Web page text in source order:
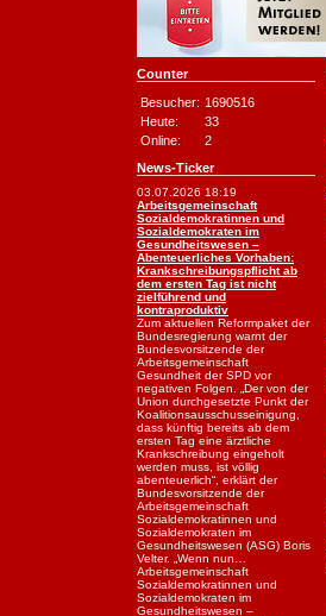
Counter
Besucher: 1690516
Heute:
33
Online:
2
News-Ticker
03.07.2026 18:19
Arbeitsgemeinschaft
Sozialdemokratinnen und
Sozialdemokraten im
Gesundheitswesen –
Abenteuerliches Vorhaben:
Krankschreibungspflicht ab
dem ersten Tag ist nicht
zielführend und
kontraproduktiv
Zum aktuellen Reformpaket der
Bundesregierung warnt der
Bundesvorsitzende der
Arbeitsgemeinschaft
Gesundheit der SPD vor
negativen Folgen. „Der von der
Union durchgesetzte Punkt der
Koalitionsausschusseinigung,
dass künftig bereits ab dem
ersten Tag eine ärztliche
Krankschreibung eingeholt
werden muss, ist völlig
abenteuerlich“, erklärt der
Bundesvorsitzende der
Arbeitsgemeinschaft
Sozialdemokratinnen und
Sozialdemokraten im
Gesundheitswesen (ASG) Boris
Velter. „Wenn nun…
Arbeitsgemeinschaft
Sozialdemokratinnen und
Sozialdemokraten im
Gesundheitswesen –